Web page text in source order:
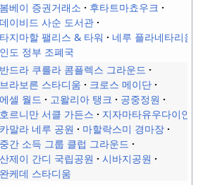
봄베이 증권거래소
후타트마쵸우크
데이비드 사순 도서관
타지마할 팰리스 & 타워
네루 플라네타리움
인도 정부 조폐국
반드라 쿠를라 콤플렉스 그라운드
브라보른 스타디움
크로스 메이단
에셀 월드
고왈리아 탱크
공중정원
호르니만 서클 가든스
지자마타유우다이안
카말라 네루 공원
마할락스미 경마장
중간 소득 그룹 클럽 그라운드
산제이 간디 국립공원
시바지공원
완케데 스타디움